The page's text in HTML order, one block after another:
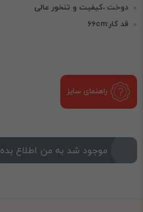
دوخت ،کیفیت و تنخور عالی
قد کار:۶۶cm
راهنمای سایز
موجود شد به من اطلاع بده